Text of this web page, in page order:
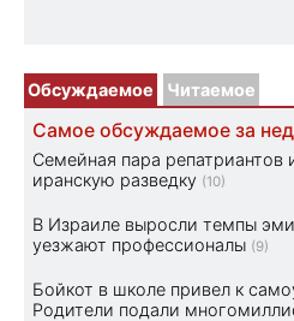
Обсуждаемое Читаемое
Самое обсуждаемое за
Семейная пара репатриантов
иранскую разведку (10)
В Израиле выросли темпы
уезжают профессионалы (9)
Бойкот в школе привел к
Родители подали